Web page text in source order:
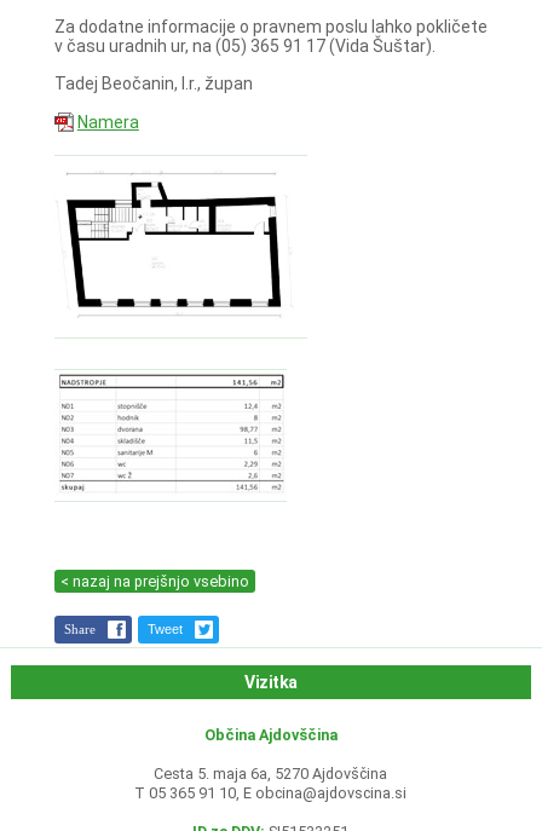
Za dodatne informacije o pravnem poslu lahko pokličete
v času uradnih ur, na (05) 365 91 17 (Vida Šuštar).
Tadej Beočanin, l.r., župan
Namera
< nazaj na prejšnjo vsebino
Share Tweet
Vizitka
Občina Ajdovščina
Cesta 5. maja 6a, 5270 Ajdovščina
T 05 365 91 10, E obcina@ajdovscina.si